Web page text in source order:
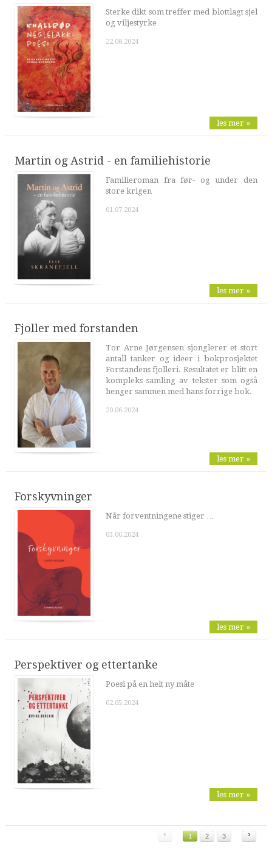
Sterke dikt som treffer med blottlagt sjel
og viljestyrke
22.08.2024
les mer »
Martin og Astrid - en familiehistorie
Familieroman fra før- og under den
store krigen
01.07.2024
les mer »
Fjoller med forstanden
Tor Arne Jørgensen sjonglerer et stort
antall tanker og ideer i bokprosjektet
Forstandens fjolleri. Resultatet er blitt en
kompleks samling av tekster som også
henger sammen med hans forrige bok.
20.06.2024
les mer »
Forskyvninger
Når forventningene stiger …
03.06.2024
les mer »
Perspektiver og ettertanke
Poesi på en helt ny måte
02.05.2024
les mer »
‹ 1 2 3 ›